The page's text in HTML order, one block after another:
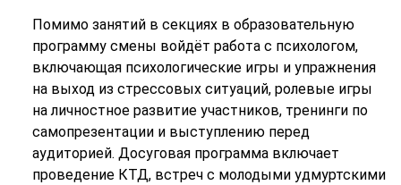
Помимо занятий в секциях в образовательную
программу смены войдёт работа с психологом,
включающая психологические игры и упражнения
на выход из стрессовых ситуаций, ролевые игры
на личностное развитие участников, тренинги по
самопрезентации и выступлению перед
аудиторией. Досуговая программа включает
проведение КТД, встреч с молодыми удмуртскими